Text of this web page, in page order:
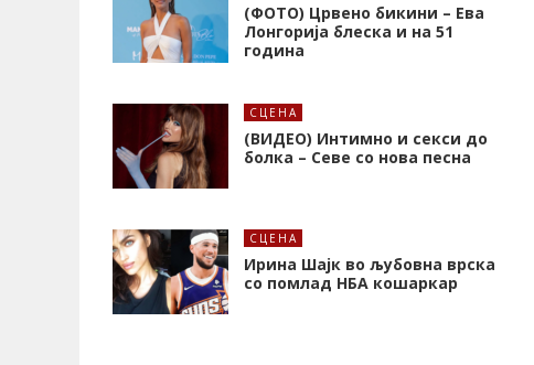
(ФОТО) Црвено бикини – Ева
Лонгорија блеска и на 51
година
СЦЕНА
(ВИДЕО) Интимно и секси до
болка – Севе со нова песна
СЦЕНА
Ирина Шајк во љубовна врска
со помлад НБА кошаркар